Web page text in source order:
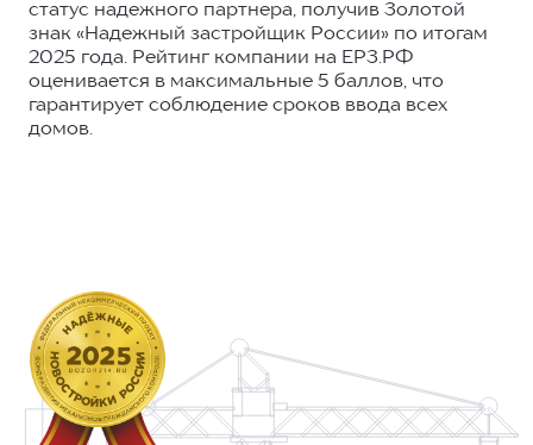
статус надежного партнера, получив Золотой
знак «Надежный застройщик России» по итогам
2025 года. Рейтинг компании на ЕРЗ.РФ
оценивается в максимальные 5 баллов, что
гарантирует соблюдение сроков ввода всех
домов.